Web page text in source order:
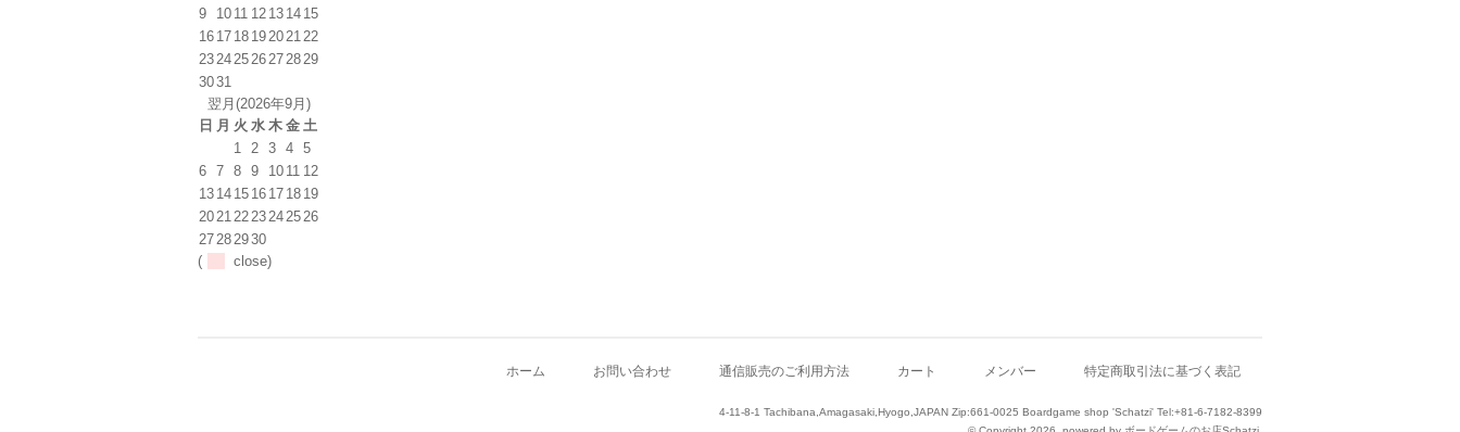
9
10 11 12 13 14 15
16 17 18 19202122
23242526272829
3031
翌月(2026年9月)
日 月 火 水 木 金 土
1 2 3 4 5
6 7 8 9 10 11 12
13 14 15 16 17 18 19
20212223242526
27282930
(
close)
ホーム お問い合わせ 通信販売のご利用方法 カート メンバー 特定商取引法に基づく表記
4-11-8-1 Tachibana,Amagasaki,Hyogo,JAPAN Zip:661-0025 Boardgame shop 'Schatzi' Tel:+81-6-7182-8399